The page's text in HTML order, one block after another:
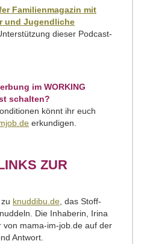
Familienmagazin mit
und Jugendliche
dieser Podcast-
im WORKING
schalten?
könnt ihr euch
erkundigen.
ZUR
knuddibu.de , das Stoff-
Die Inhaberin, Irina
von mama-im-job.de auf der
Antwort.